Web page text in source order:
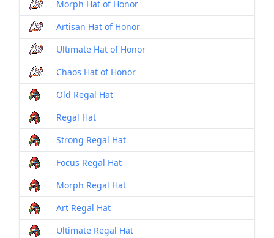
Morph Hat of Honor
Artisan Hat of Honor
Ultimate Hat of Honor
Chaos Hat of Honor
Old Regal Hat
Regal Hat
Strong Regal Hat
Focus Regal Hat
Morph Regal Hat
Art Regal Hat
Ultimate Regal Hat